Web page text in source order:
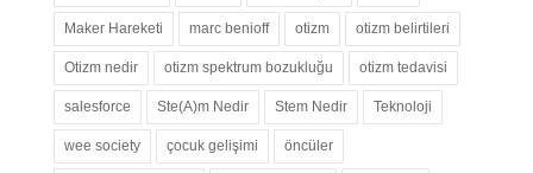
Maker Hareketi marc benioff otizm otizm belirtileri
Otizm nedir otizm spektrum bozukluğu otizm tedavisi
salesforce Ste(A)m Nedir Stem Nedir Teknoloji
wee society çocuk gelişimi öncüler